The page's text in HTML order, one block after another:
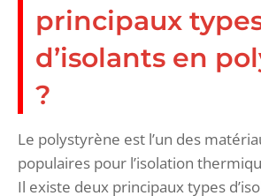
principaux
d’isolants en
?
Le polystyrène est l’un des
populaires pour l’isolation
Il existe deux principaux types